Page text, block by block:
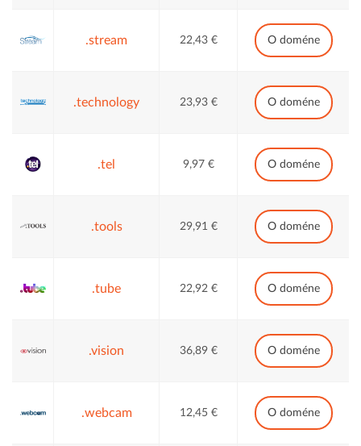
.stream 22,43 € O doméne
.technology 23,93 € O doméne
.tel 9,97 € O doméne
.tools 29,91 € O doméne
.tube 22,92 € O doméne
.vision 36,89 € O doméne
.webcam 12,45 € O doméne